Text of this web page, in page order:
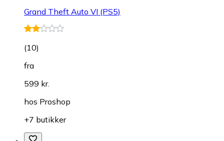
Grand Theft Auto VI (PS5)
(10)
fra
599 kr.
hos Proshop
+7 butikker